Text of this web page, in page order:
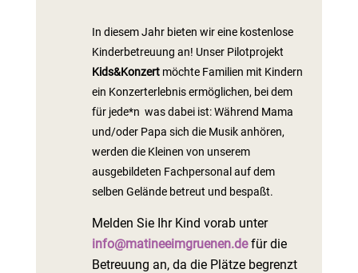
In diesem Jahr bieten wir eine kostenlose
Kinderbetreuung an! Unser Pilotprojekt
Kids&Konzertmöchte Familien mit Kindern
ein Konzerterlebnis ermöglichen, bei dem
für jede*n was dabei ist: Während Mama
und/oder Papa sich die Musik anhören,
werden die Kleinen von unserem
ausgebildeten Fachpersonal auf dem
selben Gelände betreut und bespaßt.
Melden Sie Ihr Kind vorab unter
info@matineeimgruenen.defür die
Betreuung an, da die Plätze begrenzt